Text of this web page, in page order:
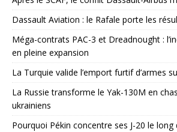
Dassault Aviation : le Rafale porte les
Méga-contrats PAC-3 et Dreadnought :
en pleine expansion
La Turquie valide l’emport furtif d’armes
La Russie transforme le Yak-130M en
ukrainiens
Pourquoi Pékin concentre ses J-20 le